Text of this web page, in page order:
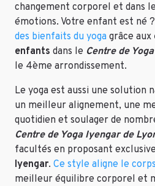
changement corporel et dans
émotions. Votre enfant est né
des bienfaits du yoga grâce aux
enfants dans le Centre de
le 4ème arrondissement.
Le yoga est aussi une
un meilleur alignement, une
quotidien et soulager de
Centre de Yoga Iyengar de
facultés en proposant
Iyengar. Ce style aligne le corps
meilleur équilibre corporel et